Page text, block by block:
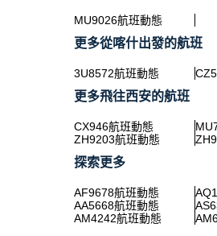
MU9026航班動態
更多從喀什出發的航班
3U8572航班動態
更多飛往西安的航班
CX946航班動態
ZH9203航班動態
探索更多
AF9678航班動態
AA5668航班動態
AM4242航班動態